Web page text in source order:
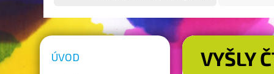
ÚVOD
VYŠLY